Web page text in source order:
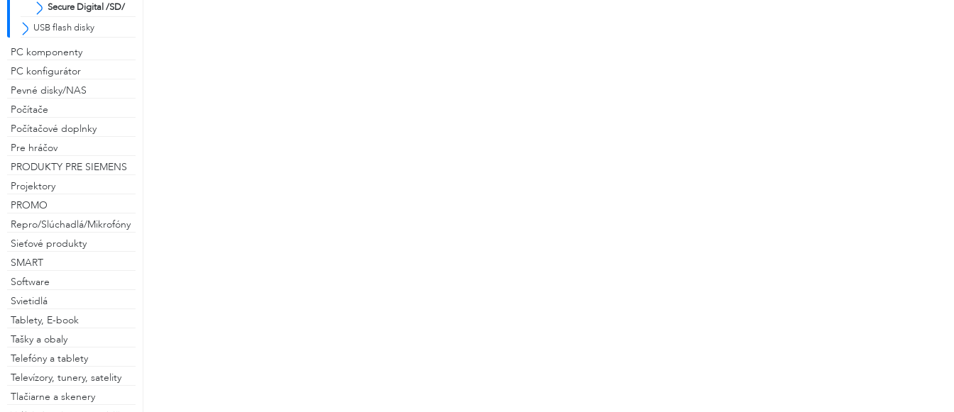
Secure Digital /SD/
USB flash disky
PC komponenty
PC konfigurátor
Pevné disky/NAS
Počítače
Počítačové doplnky
Pre hráčov
PRODUKTY PRE SIEMENS
Projektory
PROMO
Repro/Slúchadlá/Mikrofóny
Sieťové produkty
SMART
Software
Svietidlá
Tablety, E-book
Tašky a obaly
Telefóny a tablety
Televízory, tunery, satelity
Tlačiarne a skenery